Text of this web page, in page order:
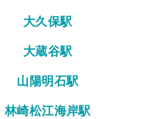
大久保駅
大蔵谷駅
山陽明石駅
林崎松江海岸駅